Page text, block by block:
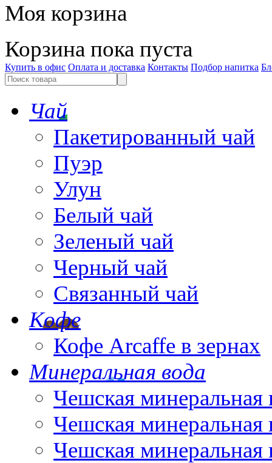
Моя корзина
Корзина пока пуста
Купить в офис Оплата и доставка Контакты Подбор напитка
Чай
Пакетированный чай
Пуэр
Улун
Белый чай
Зеленый чай
Черный чай
Связанный чай
Кофе
Кофе Arcaffe в зернах
Минеральная вода
Чешская минеральная
Чешская минеральная
Чешская минеральная